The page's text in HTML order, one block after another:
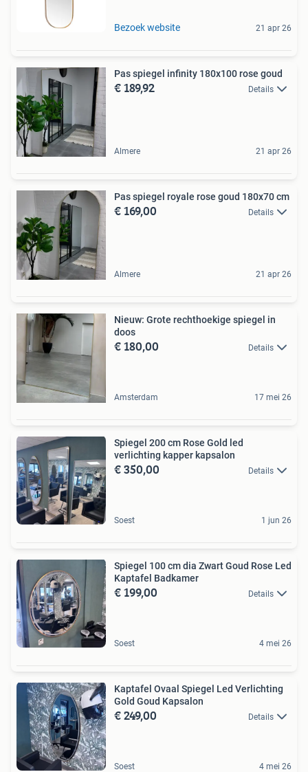
Bezoek website 21 apr 26
Pas spiegel infinity 180x100 rose goud
€ 189,92 Details
Almere 21 apr 26
Pas spiegel royale rose goud 180x70 cm
€ 169,00 Details
Almere 21 apr 26
Nieuw: Grote rechthoekige spiegel in
doos
€ 180,00 Details
Amsterdam 17 mei 26
Spiegel 200 cm Rose Gold led
verlichting kapper kapsalon
€ 350,00 Details
Soest 1 jun 26
Spiegel 100 cm dia Zwart Goud Rose Led
Kaptafel Badkamer
€ 199,00 Details
Soest 4 mei 26
Kaptafel Ovaal Spiegel Led Verlichting
Gold Goud Kapsalon
€ 249,00 Details
Soest 4 mei 26